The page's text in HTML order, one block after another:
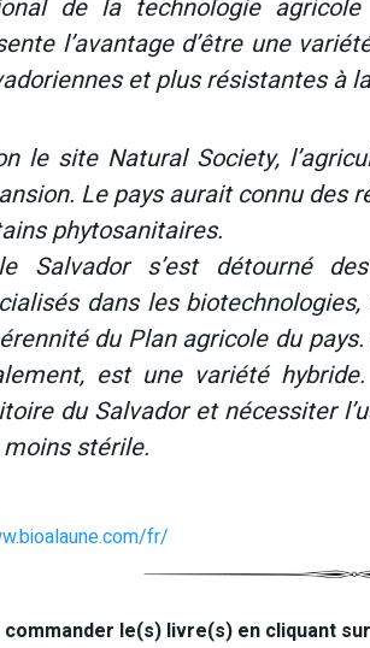
de la technologie
l’avantage d’être une
et plus résistantes à
le site Natural Society,
Le pays aurait connu des
phytosanitaires.
Salvador s’est détourné
dans les
du Plan agricole du
est une variété
du Salvador et nécessiter
stérile.
fr/
le(s) livre(s) en cliquant